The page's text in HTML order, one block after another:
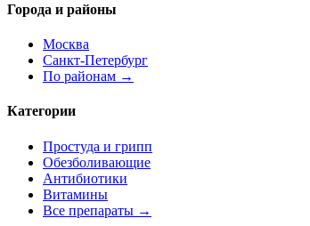
Города и районы
Москва
Санкт-Петербург
По районам →
Категории
Простуда и грипп
Обезболивающие
Антибиотики
Витамины
Все препараты →